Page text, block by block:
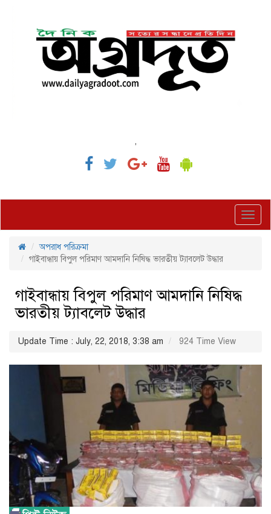
,
অপরাধ পরিক্রমা
গাইবান্ধায় বিপুল পরিমাণ আমদানি নিষিদ্ধ ভারতীয় ট্যাবলেট উদ্ধার
গাইবান্ধায় বিপুল পরিমাণ আমদানি নিষিদ্ধ
ভারতীয় ট্যাবলেট উদ্ধার
Update Time : July, 22, 2018, 3:38 am 924 Time View